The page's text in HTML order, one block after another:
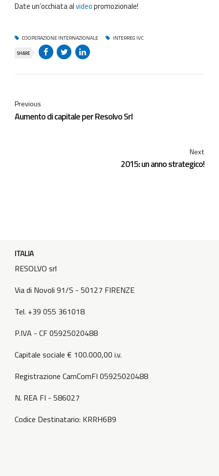
Date un’occhiata alvideopromozionale!
COOPERAZIONE INTERNAZIONALE INTERREG IVC
SHARE
Previous
Aumento di capitale per Resolvo Srl
Next
2015: un anno strategico!
ITALIA
RESOLVO srl
Via di Novoli 91/S - 50127 FIRENZE
Tel. +39 055 361018
P.IVA - CF 05925020488
Capitale sociale € 100.000,00 i.v.
Registrazione CamComFI 05925020488
N. REA FI - 586027
Codice Destinatario: KRRH6B9